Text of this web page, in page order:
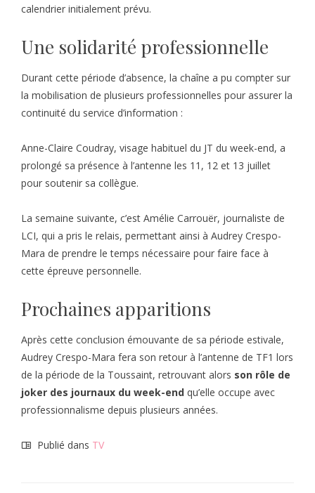
calendrier initialement prévu.
Une solidarité professionnelle
Durant cette période d’absence, la chaîne a pu compter sur
la mobilisation de plusieurs professionnelles pour assurer la
continuité du service d’information :
Anne-Claire Coudray, visage habituel du JT du week-end, a
prolongé sa présence à l’antenne les 11, 12 et 13 juillet
pour soutenir sa collègue.
La semaine suivante, c’est Amélie Carrouër, journaliste de
LCI, qui a pris le relais, permettant ainsi à Audrey Crespo-
Mara de prendre le temps nécessaire pour faire face à
cette épreuve personnelle.
Prochaines apparitions
Après cette conclusion émouvante de sa période estivale,
Audrey Crespo-Mara fera son retour à l’antenne de TF1 lors
de la période de la Toussaint, retrouvant alors son rôle de
joker des journaux du week-end qu’elle occupe avec
professionnalisme depuis plusieurs années.
Publié dans TV